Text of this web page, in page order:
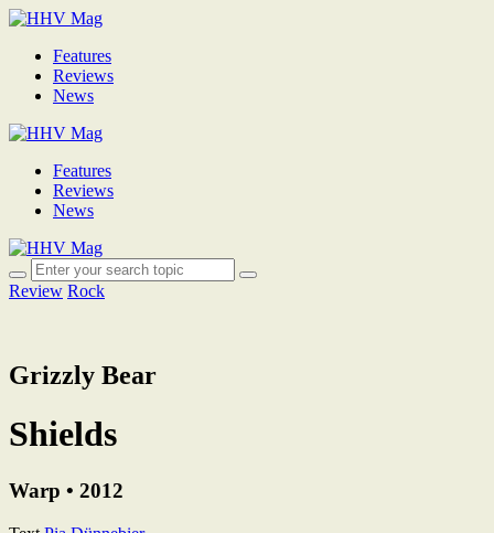
Features
Reviews
News
Features
Reviews
News
Review Rock
Grizzly Bear
Shields
Warp • 2012